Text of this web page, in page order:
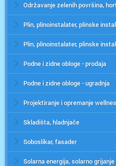
Održavanje zelenih površina,
Plin, plinoinstalater, plinske
Plin, plinoinstalater, plinske
Podne i zidne obloge - prodaja
Podne i zidne obloge - ugradnja
Projektiranje i opremanje
Skladišta, hladnjače
Soboslikar, fasader
Solarna energija, solarno